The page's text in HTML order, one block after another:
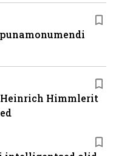
Himmlerit